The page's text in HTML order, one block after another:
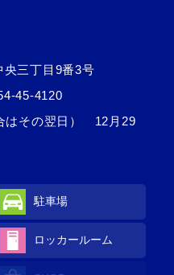
央三丁目9番3号
45-4120
はその翌日） 12月29
駐車場
ロッカールーム